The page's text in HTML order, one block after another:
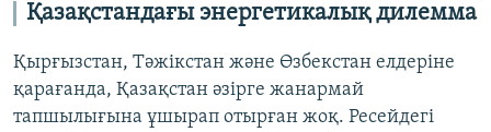
Қазақстандағы энергетикалық дилемма
Қырғызстан, Тәжікстан және Өзбекстан елдеріне
қарағанда, Қазақстан әзірге жанармай
тапшылығына ұшырап отырған жоқ. Ресейдегі